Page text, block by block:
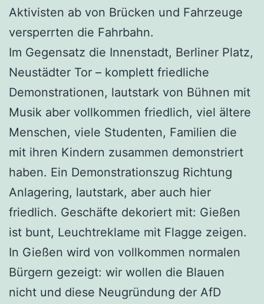
Aktivisten ab von Brücken und Fahrzeuge
versperrten die Fahrbahn.
Im Gegensatz die Innenstadt, Berliner Platz,
Neustädter Tor – komplett friedliche
Demonstrationen, lautstark von Bühnen mit
Musik aber vollkommen friedlich, viel ältere
Menschen, viele Studenten, Familien die
mit ihren Kindern zusammen demonstriert
haben. Ein Demonstrationszug Richtung
Anlagering, lautstark, aber auch hier
friedlich. Geschäfte dekoriert mit: Gießen
ist bunt, Leuchtreklame mit Flagge zeigen.
In Gießen wird von vollkommen normalen
Bürgern gezeigt: wir wollen die Blauen
nicht und diese Neugründung der AfD